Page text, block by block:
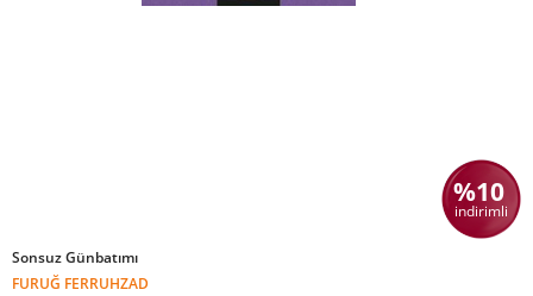
%10
indirimli
Sonsuz Günbatımı
FURUĞ FERRUHZAD